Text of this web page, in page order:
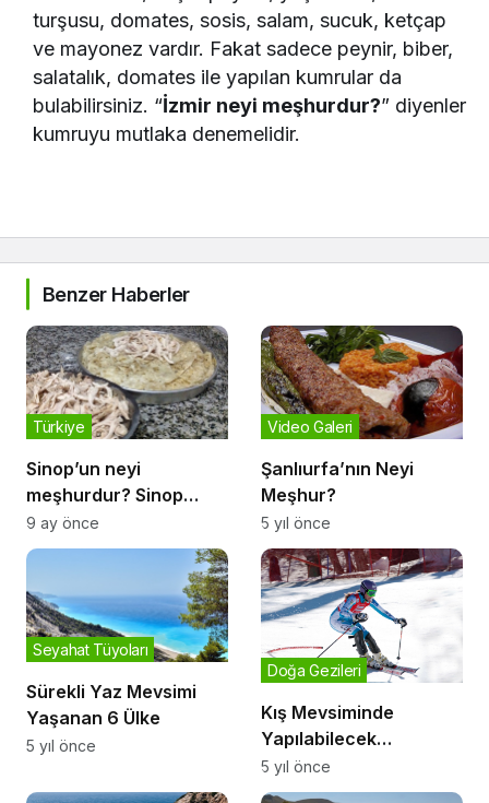
turşusu, domates, sosis, salam, sucuk, ketçap
ve mayonez vardır. Fakat sadece peynir, biber,
salatalık, domates ile yapılan kumrular da
bulabilirsiniz. “İzmir neyi meşhurdur?” diyenler
kumruyu mutlaka denemelidir.
Benzer Haberler
Sinop’un neyi
meşhurdur? Sinop
seyahatiniz için
muhteşem rehber
Türkiye
9 ay önce
Şanlıurfa’nın Neyi
Meşhur?
Video Galeri
5 yıl önce
Sürekli Yaz Mevsimi
Yaşanan 6 Ülke
Seyahat Tüyoları
5 yıl önce
Kış Mevsiminde
Yapılabilecek
Adrenalin Dolu
Aktiviteler
Doğa Gezileri
5 yıl önce